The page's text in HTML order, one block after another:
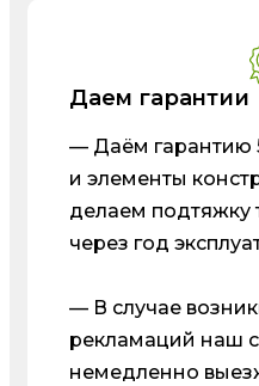
Даем гарантии
— Даём гарантию
и элементы
делаем подтяжку
через год
— В случае
рекламаций наш
немедленно